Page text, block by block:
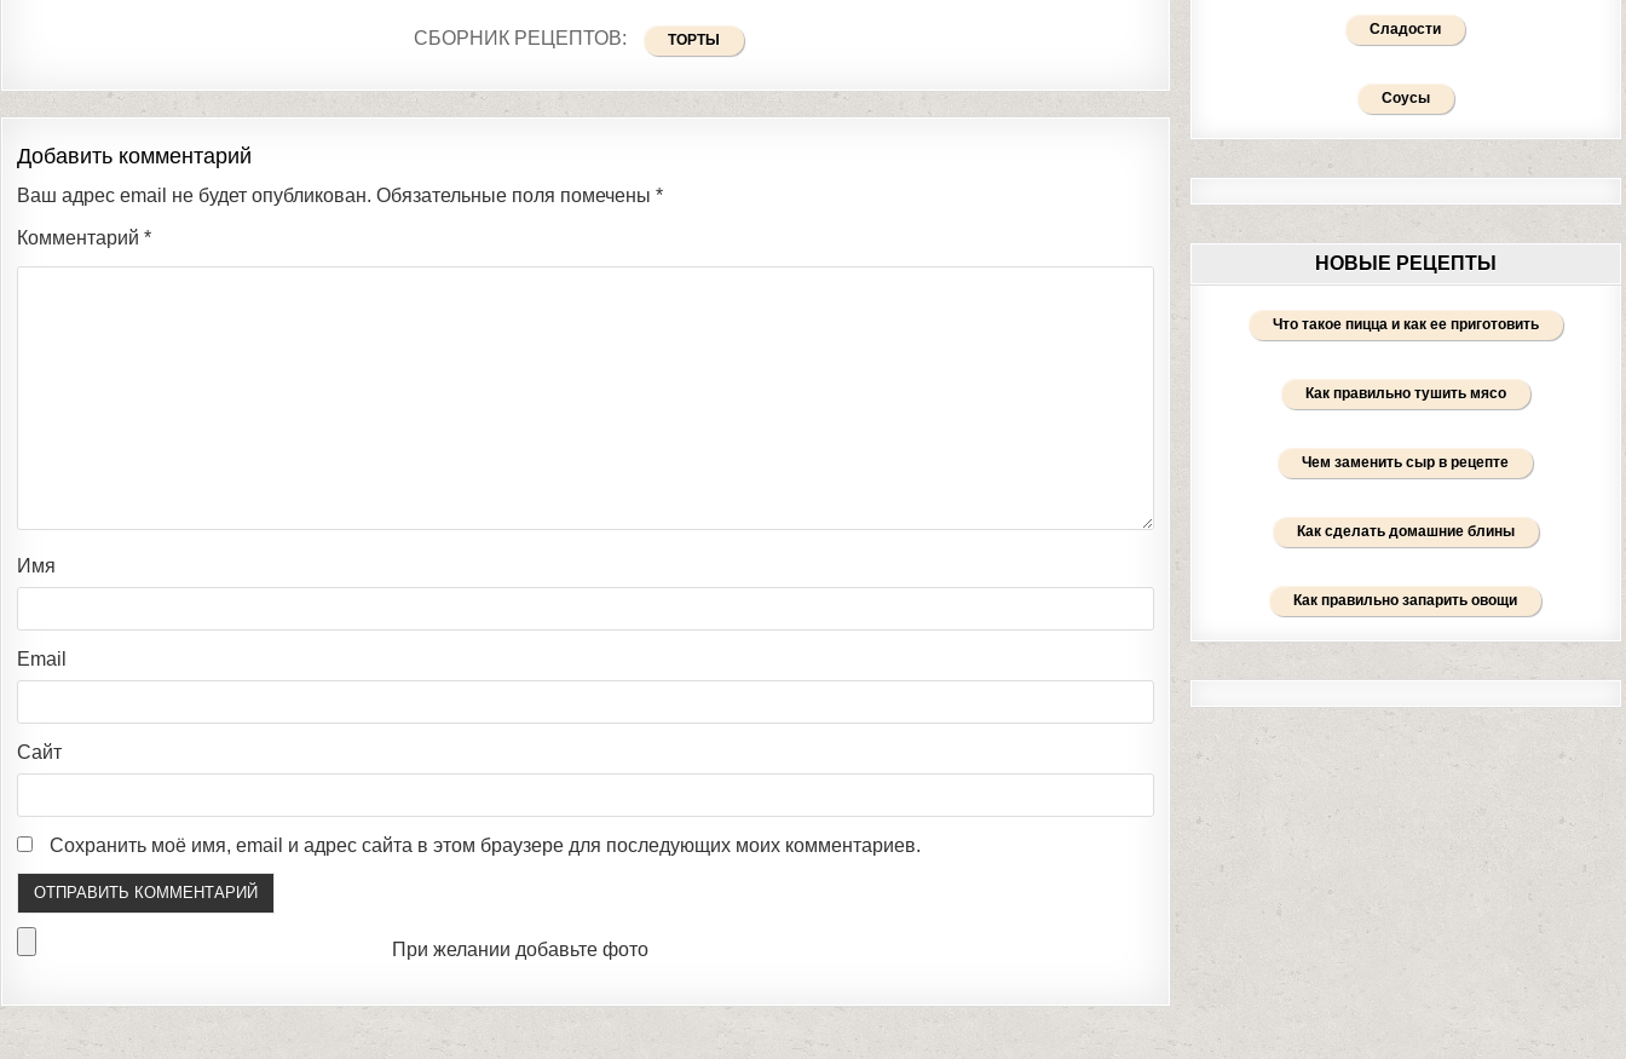
СБОРНИК РЕЦЕПТОВ: ТОРТЫ
Добавить комментарий
Ваш адрес email не будет опубликован. Обязательные поля помечены *
Комментарий *
Имя
Email
Сайт
Сохранить моё имя, email и адрес сайта в этом браузере для последующих моих комментариев.
При желании добавьте фото
Сладости
Соусы
НОВЫЕ РЕЦЕПТЫ
Что такое пицца и как ее приготовить
Как правильно тушить мясо
Чем заменить сыр в рецепте
Как сделать домашние блины
Как правильно запарить овощи